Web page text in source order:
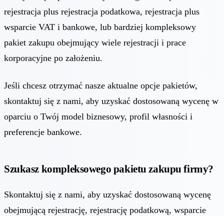
rejestracja plus rejestracja podatkowa, rejestracja plus
wsparcie VAT i bankowe, lub bardziej kompleksowy
pakiet zakupu obejmujący wiele rejestracji i prace
korporacyjne po założeniu.
Jeśli chcesz otrzymać nasze aktualne opcje pakietów,
skontaktuj się z nami, aby uzyskać dostosowaną wycenę w
oparciu o Twój model biznesowy, profil własności i
preferencje bankowe.
Szukasz kompleksowego pakietu zakupu firmy?
Skontaktuj się z nami, aby uzyskać dostosowaną wycenę
obejmującą rejestrację, rejestrację podatkową, wsparcie